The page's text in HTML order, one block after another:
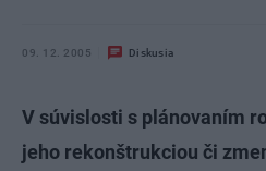
09. 12. 2005 Diskusia
V súvislosti s plánovaním
jeho rekonštrukciou či